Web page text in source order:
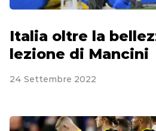
Italia oltre la
lezione di Mancini
24 Settembre 2022